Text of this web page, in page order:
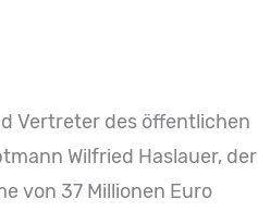
Vertreter des öffentlichen
Wilfried Haslauer, der
von 37 Millionen Euro